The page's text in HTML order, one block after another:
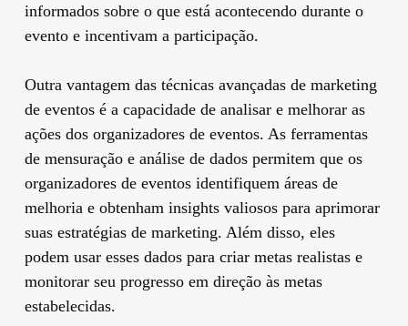
informados sobre o que está acontecendo durante o
evento e incentivam a participação.
Outra vantagem das técnicas avançadas de marketing
de eventos é a capacidade de analisar e melhorar as
ações dos organizadores de eventos. As ferramentas
de mensuração e análise de dados permitem que os
organizadores de eventos identifiquem áreas de
melhoria e obtenham insights valiosos para aprimorar
suas estratégias de marketing. Além disso, eles
podem usar esses dados para criar metas realistas e
monitorar seu progresso em direção às metas
estabelecidas.